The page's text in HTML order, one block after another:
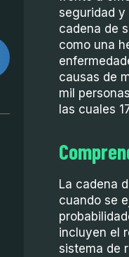
seguridad y
cadena de
como una
causas de
mil
las cuales
La cadena
cuando se
incluyen el
sistema de